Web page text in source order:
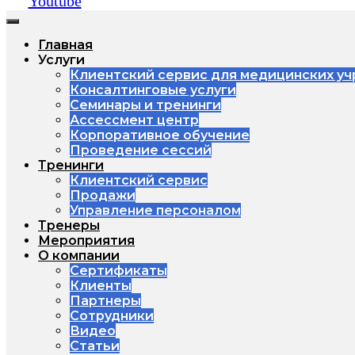
Главная
Услуги
Клиентский сервис для медицинских
Консалтинговые услуги
Семинары и тренинги
Ассессмент центр
Корпоративное обучение
Проведение сессий
Тренинги
Клиентский сервис
Продажи
Управление персоналом
Тренеры
Мероприятия
О компании
Сертификаты
Клиенты
Партнеры
Сотрудники
Видео
Статьи